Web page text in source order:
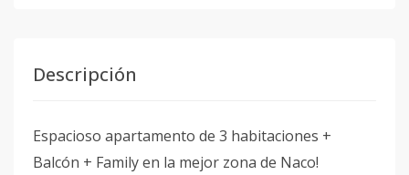
Descripción
Espacioso apartamento de 3 habitaciones +
Balcón + Family en la mejor zona de Naco!